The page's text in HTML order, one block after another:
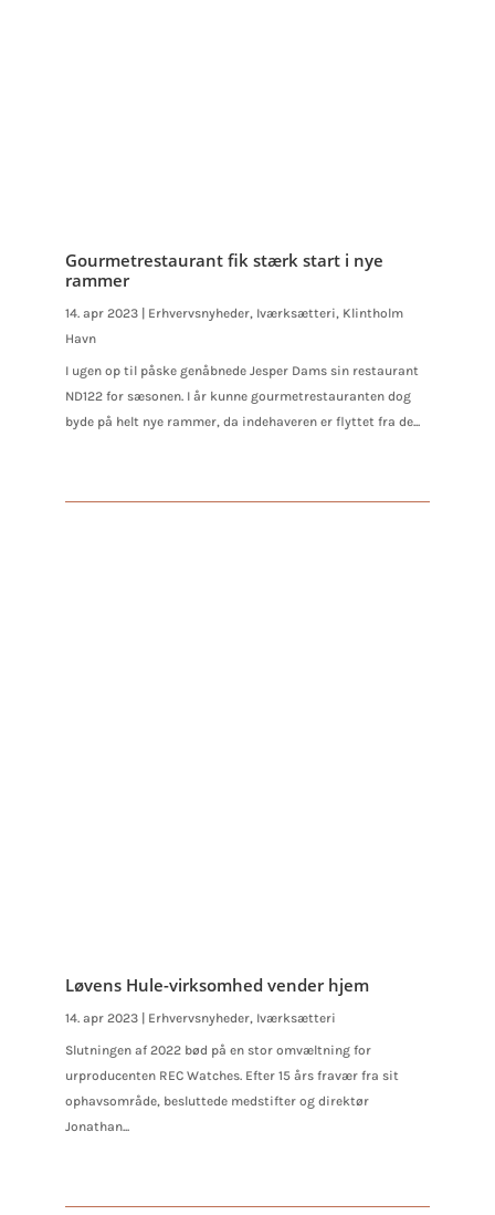
Gourmetrestaurant fik stærk start i nye
rammer
14. apr 2023 | Erhvervsnyheder, Iværksætteri, Klintholm
Havn
I ugen op til påske genåbnede Jesper Dams sin restaurant
ND122 for sæsonen. I år kunne gourmetrestauranten dog
byde på helt nye rammer, da indehaveren er flyttet fra de...
Løvens Hule-virksomhed vender hjem
14. apr 2023 | Erhvervsnyheder, Iværksætteri
Slutningen af 2022 bød på en stor omvæltning for
urproducenten REC Watches. Efter 15 års fravær fra sit
ophavsområde, besluttede medstifter og direktør
Jonathan...